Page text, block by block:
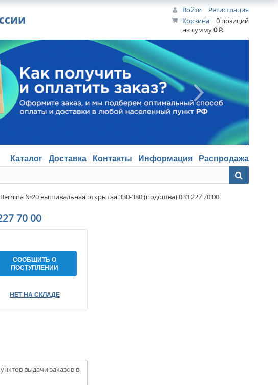
Войти
Регистрация
Корзина
0 позиций
на сумму0 Р.
Каталог Доставка Контакты Информация Распродажа
№20 вышивальная открытая 330-380 (подошва) 033 227 70 00
70 00
СООБЩИТЬ О
ПОСТУПЛЕНИИ
НЕТ НА СКЛАДЕ
выдачи заказов в